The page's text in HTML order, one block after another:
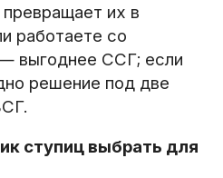
их в
работаете со
выгоднее ССГ; если
решение под две
ступиц выбрать для